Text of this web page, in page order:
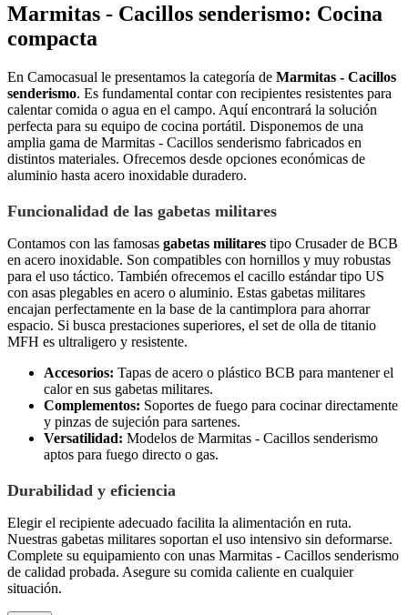
Marmitas - Cacillos senderismo: Cocina
compacta
En Camocasual le presentamos la categoría de Marmitas - Cacillos
senderismo. Es fundamental contar con recipientes resistentes para
calentar comida o agua en el campo. Aquí encontrará la solución
perfecta para su equipo de cocina portátil. Disponemos de una
amplia gama de Marmitas - Cacillos senderismo fabricados en
distintos materiales. Ofrecemos desde opciones económicas de
aluminio hasta acero inoxidable duradero.
Funcionalidad de las gabetas militares
Contamos con las famosas gabetas militares tipo Crusader de BCB
en acero inoxidable. Son compatibles con hornillos y muy robustas
para el uso táctico. También ofrecemos el cacillo estándar tipo US
con asas plegables en acero o aluminio. Estas gabetas militares
encajan perfectamente en la base de la cantimplora para ahorrar
espacio. Si busca prestaciones superiores, el set de olla de titanio
MFH es ultraligero y resistente.
Accesorios: Tapas de acero o plástico BCB para mantener el
calor en sus gabetas militares.
Complementos: Soportes de fuego para cocinar directamente
y pinzas de sujeción para sartenes.
Versatilidad: Modelos de Marmitas - Cacillos senderismo
aptos para fuego directo o gas.
Durabilidad y eficiencia
Elegir el recipiente adecuado facilita la alimentación en ruta.
Nuestras gabetas militares soportan el uso intensivo sin deformarse.
Complete su equipamiento con unas Marmitas - Cacillos senderismo
de calidad probada. Asegure su comida caliente en cualquier
situación.